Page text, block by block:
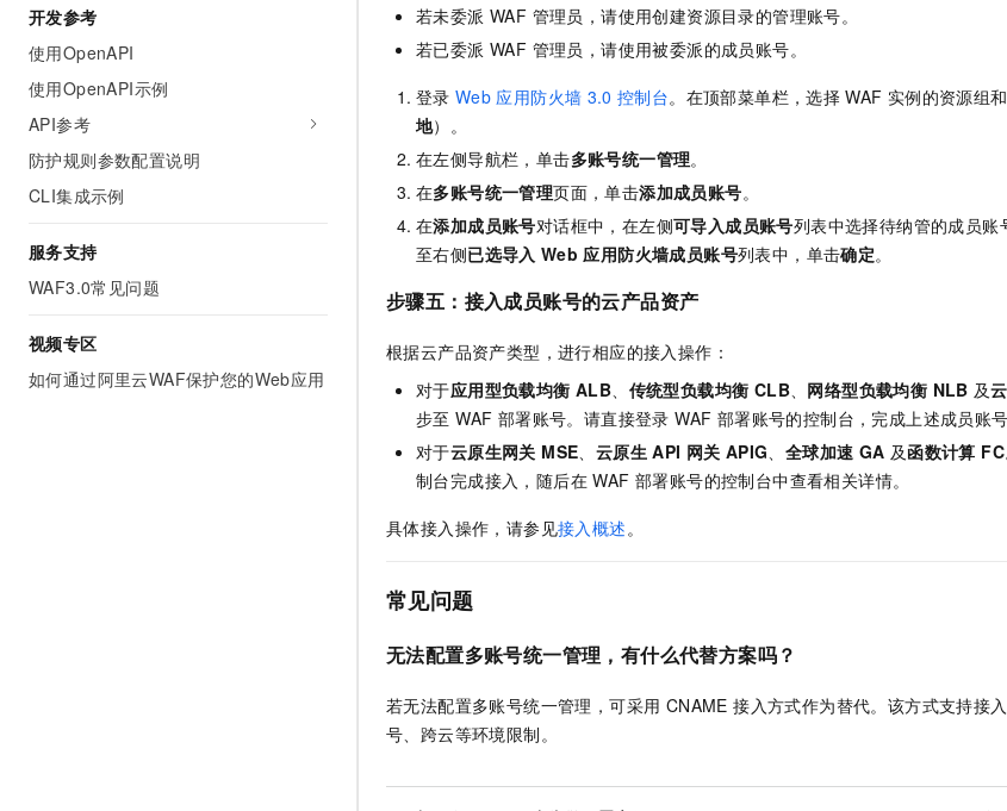
开发参考
使用OpenAPI
使用OpenAPI示例
API参考
防护规则参数配置说明
CLI集成示例
服务支持
WAF3.0常见问题
视频专区
如何通过阿里云WAF保护您的Web应用
若未委派 WAF 管理员，请使用创建资源目录的管理账号。
若已委派 WAF 管理员，请使用被委派的成员账号。
登录 Web 应用防火墙 3.0 控制台。在顶部菜单栏，选择 WAF 实例的资源组
地） 。
在左侧导航栏，单击多账号统一管理。
在多账号统一管理页面，单击添加成员账号。
在添加成员账号对话框中，在左侧可导入成员账号列表中选择待纳管的成员
至右侧已选导入 Web 应用防火墙成员账号列表中，单击确定。
步骤五：接入成员账号的云产品资产
根据云产品资产类型，进行相应的接入操作：
对于应用型负载均衡 ALB 传统型负载均衡 CLB 网络型负载均衡 NLB 及
步至 WAF 部署账号。请直接登录 WAF 部署账号的控制台，完成上述成员账号
对于云原生网关 MSE 云原生 API 网关 APIG 全球加速 GA 及函数计算 FC
制台完成接入，随后在 WAF 部署账号的控制台中查看相关详情。
具体接入操作，请参见接入概述 。
常见问题
无法配置多账号统一管理，有什么代替方案吗？
若无法配置多账号统一管理，可采用 CNAME 接入方式作为替代。该方式支持接
号、跨云等环境限制。